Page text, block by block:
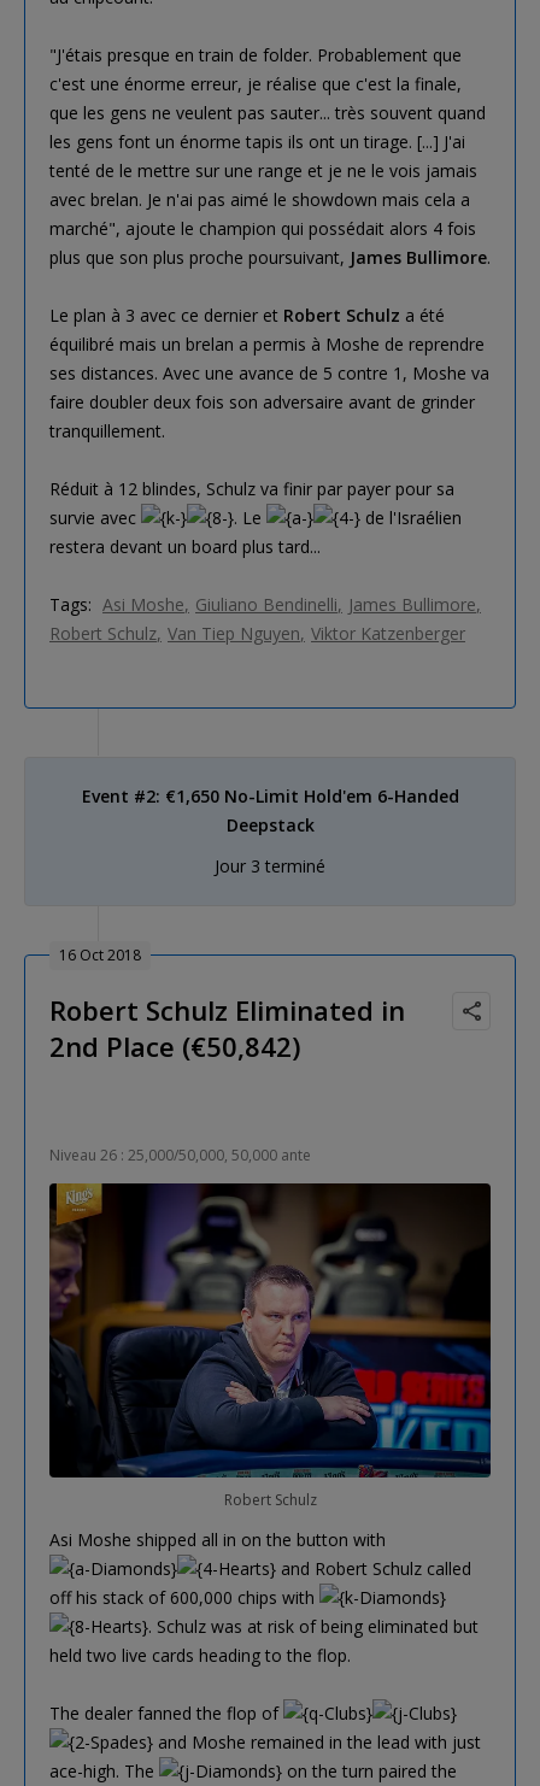
"J'étais presque en train de folder. Probablement que
c'est une énorme erreur, je réalise que c'est la finale,
que les gens ne veulent pas sauter... très souvent quand
les gens font un énorme tapis ils ont un tirage. [...] J'ai
tenté de le mettre sur une range et je ne le vois jamais
avec brelan. Je n'ai pas aimé le showdown mais cela a
marché", ajoute le champion qui possédait alors 4 fois
plus que son plus proche poursuivant, James Bullimore.
Le plan à 3 avec ce dernier et Robert Schulz a été
équilibré mais un brelan a permis à Moshe de reprendre
ses distances. Avec une avance de 5 contre 1, Moshe va
faire doubler deux fois son adversaire avant de grinder
tranquillement.
Réduit à 12 blindes, Schulz va finir par payer pour sa
survie avec
. Le
de l'Israélien
restera devant un board plus tard...
Tags: Asi Moshe Giuliano Bendinelli
James Bullimore
Robert Schulz Van Tiep Nguyen Viktor Katzenberger
Event #2: €1,650 No-Limit Hold'em 6-Handed
Deepstack
Jour 3 terminé
16 Oct 2018
Robert Schulz Eliminated in
2nd Place (€50,842)
Niveau 26 : 25,000/50,000, 50,000 ante
Robert Schulz
Asi Moshe shipped all in on the button with
and Robert Schulz called
off his stack of 600,000 chips with
. Schulz was at risk of being eliminated but
held two live cards heading to the flop.
The dealer fanned the flop of
and Moshe remained in the lead with just
ace-high. The
on the turn paired the